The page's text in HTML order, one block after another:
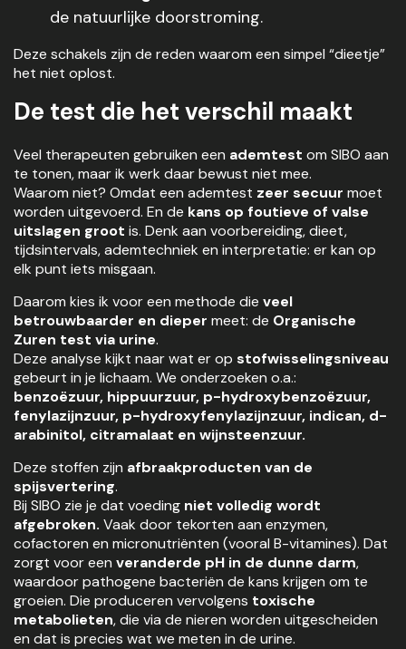
de natuurlijke doorstroming.
Deze schakels zijn de reden waarom een simpel “dieetje”
het niet oplost.
De test die het verschil maakt
Veel therapeuten gebruiken een ademtest om SIBO aan
te tonen, maar ik werk daar bewust niet mee.
Waarom niet? Omdat een ademtest zeer secuur moet
worden uitgevoerd. En de kans op foutieve of valse
uitslagen groot is. Denk aan voorbereiding, dieet,
tijdsintervals, ademtechniek en interpretatie: er kan op
elk punt iets misgaan.
Daarom kies ik voor een methode die veel
betrouwbaarder en dieper meet: de Organische
Zuren test via urine.
Deze analyse kijkt naar wat er op stofwisselingsniveau
gebeurt in je lichaam. We onderzoeken o.a.:
benzoëzuur, hippuurzuur, p-hydroxybenzoëzuur,
fenylazijnzuur, p-hydroxyfenylazijnzuur, indican, d-
arabinitol, citramalaat en wijnsteenzuur.
Deze stoffen zijn afbraakproducten van de
spijsvertering.
Bij SIBO zie je dat voeding niet volledig wordt
afgebroken. Vaak door tekorten aan enzymen,
cofactoren en micronutriënten (vooral B-vitamines). Dat
zorgt voor een veranderde pH in de dunne darm,
waardoor pathogene bacteriën de kans krijgen om te
groeien. Die produceren vervolgens toxische
metabolieten, die via de nieren worden uitgescheiden
en dat is precies wat we meten in de urine.